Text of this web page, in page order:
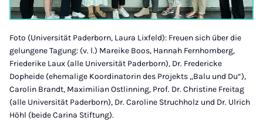
Foto (Universität Paderborn, Laura Lixfeld): Freuen sich über die
gelungene Tagung: (v. l.) Mareike Boos, Hannah Fernhomberg,
Friederike Laux (alle Universität Paderborn), Dr. Fredericke
Dopheide (ehemalige Koordinatorin des Projekts „Balu und Du“),
Carolin Brandt, Maximilian Ostlinning, Prof. Dr. Christine Freitag
(alle Universität Paderborn), Dr. Caroline Struchholz und Dr. Ulrich
Höhl (beide Carina Stiftung).